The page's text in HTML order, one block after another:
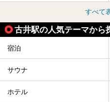
すべて
古井駅の人気テーマから
宿泊
サウナ
ホテル